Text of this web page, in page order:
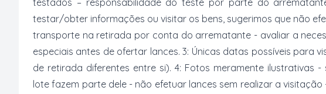
testados – responsabilidade do teste por parte do
testar/obter informações ou visitar os bens, sugerimos que não
transporte na retirada por conta do arrematante - avaliar a
especiais antes de ofertar lances. 3: Únicas datas possíveis para
de retirada diferentes entre si). 4: Fotos meramente ilustrativas
lote fazem parte dele - não efetuar lances sem realizar a